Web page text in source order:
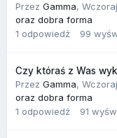
Przez Gamma,
oraz dobra forma
1 odpowiedź 99
Czy któraś z Was
Przez Gamma,
oraz dobra forma
1 odpowiedź 91